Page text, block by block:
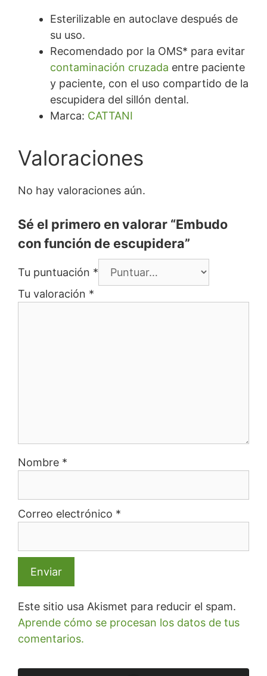
Esterilizable en autoclave después de
su uso.
Recomendado por la OMS* para evitar
contaminación cruzada entre paciente
y paciente, con el uso compartido de la
escupidera del sillón dental.
Marca: CATTANI
Valoraciones
No hay valoraciones aún.
Sé el primero en valorar “Embudo
con función de escupidera”
Tu puntuación *
Tu valoración *
Nombre *
Correo electrónico *
Este sitio usa Akismet para reducir el spam.
Aprende cómo se procesan los datos de tus
comentarios.